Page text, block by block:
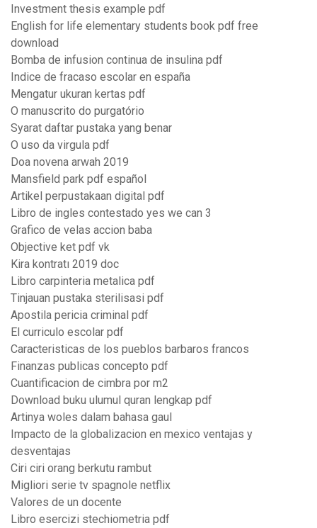
Investment thesis example pdf
English for life elementary students book pdf free
download
Bomba de infusion continua de insulina pdf
Indice de fracaso escolar en españa
Mengatur ukuran kertas pdf
O manuscrito do purgatório
Syarat daftar pustaka yang benar
O uso da virgula pdf
Doa novena arwah 2019
Mansfield park pdf español
Artikel perpustakaan digital pdf
Libro de ingles contestado yes we can 3
Grafico de velas accion baba
Objective ket pdf vk
Kira kontratı 2019 doc
Libro carpinteria metalica pdf
Tinjauan pustaka sterilisasi pdf
Apostila pericia criminal pdf
El curriculo escolar pdf
Caracteristicas de los pueblos barbaros francos
Finanzas publicas concepto pdf
Cuantificacion de cimbra por m2
Download buku ulumul quran lengkap pdf
Artinya woles dalam bahasa gaul
Impacto de la globalizacion en mexico ventajas y
desventajas
Ciri ciri orang berkutu rambut
Migliori serie tv spagnole netflix
Valores de un docente
Libro esercizi stechiometria pdf